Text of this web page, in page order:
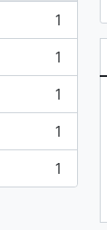
1
1
1
1
1